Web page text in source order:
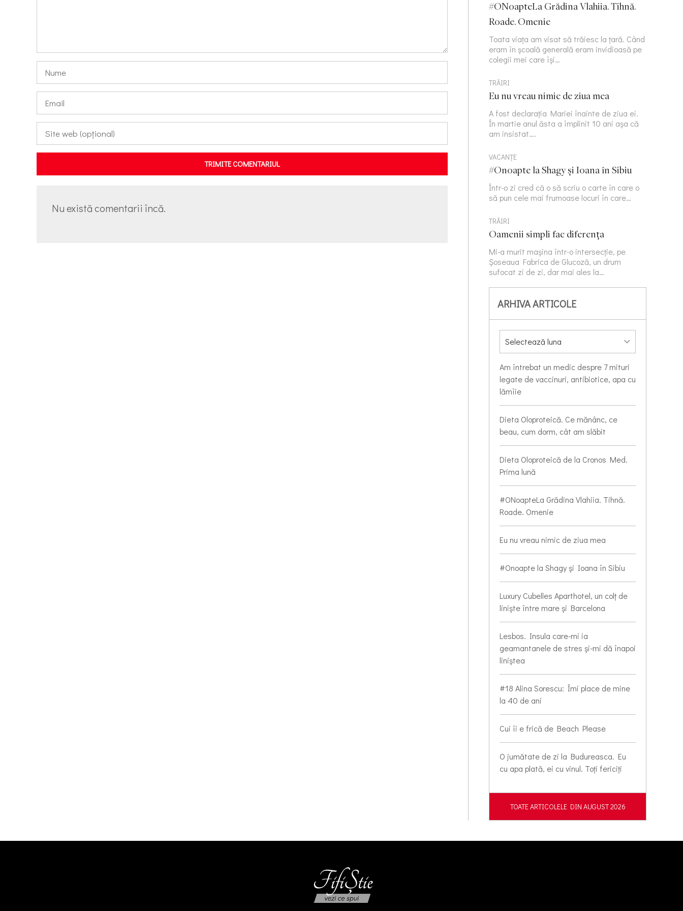
TRIMITE COMENTARIUL
Nu există comentarii încă.
#ONoapteLa Grădina Vlahiia. Tihnă.
Roade. Omenie
Toata viața am visat să trăiesc la țară. Când
eram în școală generală eram invidioasă pe
colegii mei care își…
TRĂIRI
Eu nu vreau nimic de ziua mea
A fost declarația Mariei înainte de ziua ei.
În martie anul ăsta a împlinit 10 ani așa că
am insistat….
VACANȚE
#Onoapte la Shagy și Ioana în Sibiu
Într-o zi cred că o să scriu o carte în care o
să pun cele mai frumoase locuri în care…
TRĂIRI
Oamenii simpli fac diferența
Mi-a murit mașina într-o intersecție, pe
Șoseaua Fabrica de Glucoză, un drum
sufocat zi de zi, dar mai ales la…
ARHIVA ARTICOLE
Am întrebat un medic despre 7 mituri
legate de vaccinuri, antibiotice, apa cu
lămîie
Dieta Oloproteică. Ce mănânc, ce
beau, cum dorm, cât am slăbit
Dieta Oloproteică de la Cronos Med.
Prima lună
#ONoapteLa Grădina Vlahiia. Tihnă.
Roade. Omenie
Eu nu vreau nimic de ziua mea
#Onoapte la Shagy și Ioana în Sibiu
Luxury Cubelles Aparthotel, un colț de
liniște între mare și Barcelona
Lesbos. Insula care-mi ia
geamantanele de stres și-mi dă înapoi
liniștea
#18 Alina Sorescu: Îmi place de mine
la 40 de ani
Cui îi e frică de Beach Please
O jumătate de zi la Budureasca. Eu
cu apa plată, ei cu vinul. Toți fericiți
TOATE ARTICOLELE DIN AUGUST 2026